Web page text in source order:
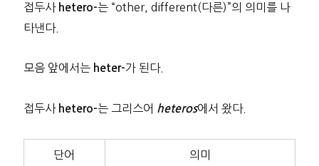
접두사 hetero-는 “other, different(다른)”의 의미를 나
타낸다.
모음 앞에서는 heter-가 된다.
접두사 hetero-는 그리스어 heteros에서 왔다.
단어 의미